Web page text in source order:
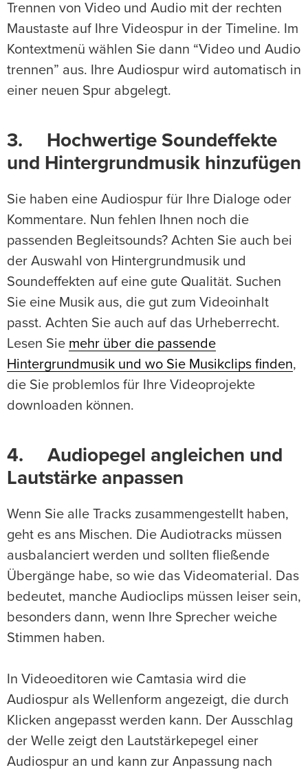
Trennen von Video und Audio mit der rechten
Maustaste auf Ihre Videospur in der Timeline. Im
Kontextmenü wählen Sie dann “Video und Audio
trennen” aus. Ihre Audiospur wird automatisch in
einer neuen Spur abgelegt.
3. Hochwertige Soundeffekte
und Hintergrundmusik hinzufügen
Sie haben eine Audiospur für Ihre Dialoge oder
Kommentare. Nun fehlen Ihnen noch die
passenden Begleitsounds? Achten Sie auch bei
der Auswahl von Hintergrundmusik und
Soundeffekten auf eine gute Qualität. Suchen
Sie eine Musik aus, die gut zum Videoinhalt
passt. Achten Sie auch auf das Urheberrecht.
Lesen Sie mehr über die passende
Hintergrundmusik und wo Sie Musikclips finden,
die Sie problemlos für Ihre Videoprojekte
downloaden können.
4. Audiopegel angleichen und
Lautstärke anpassen
Wenn Sie alle Tracks zusammengestellt haben,
geht es ans Mischen. Die Audiotracks müssen
ausbalanciert werden und sollten fließende
Übergänge habe, so wie das Videomaterial. Das
bedeutet, manche Audioclips müssen leiser sein,
besonders dann, wenn Ihre Sprecher weiche
Stimmen haben.
In Videoeditoren wie Camtasia wird die
Audiospur als Wellenform angezeigt, die durch
Klicken angepasst werden kann. Der Ausschlag
der Welle zeigt den Lautstärkepegel einer
Audiospur an und kann zur Anpassung nach